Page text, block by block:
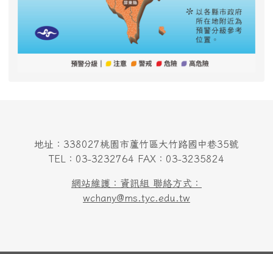
地址：338027桃園市蘆竹區大竹路國中巷35號
TEL：03-3232764 FAX：03-3235824
網站維護：資訊組 聯絡方式：
wchany@ms.tyc.edu.tw